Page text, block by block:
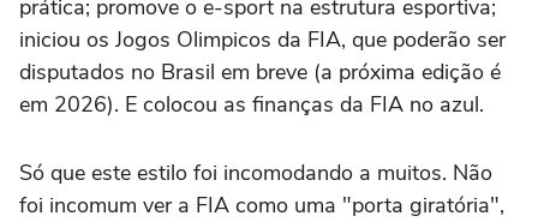
prática; promove o e-sport na estrutura esportiva;
iniciou os Jogos Olimpicos da FIA, que poderão ser
disputados no Brasil em breve (a próxima edição é
em 2026). E colocou as finanças da FIA no azul.
Só que este estilo foi incomodando a muitos. Não
foi incomum ver a FIA como uma "porta giratória",